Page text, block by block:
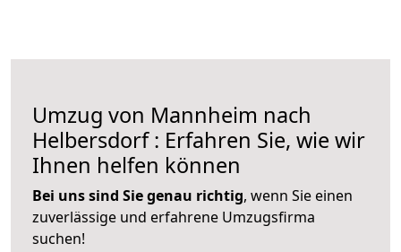
Umzug von Mannheim nach
Helbersdorf : Erfahren Sie, wie wir
Ihnen helfen können
Bei uns sind Sie genau richtig, wenn Sie einen
zuverlässige und erfahrene Umzugsfirma
suchen!